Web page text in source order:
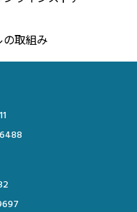
の取組み